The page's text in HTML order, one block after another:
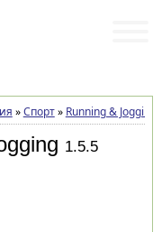
»Спорт» Running & Jogging
1.5.5